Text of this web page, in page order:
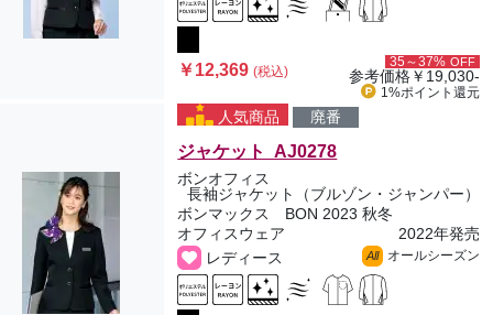
￥12,369(税込)
35～37% OFF
参考価格￥19,030-
1%ポイント 還元
人気商品 廃番
ジャケット AJ0278
ボンオフィス
長袖ジャケット（ブルゾン・ジャンパー）
ボンマックス BON 2023 秋冬
オフィスウェア
2022年発売
レディース
All オールシーズン